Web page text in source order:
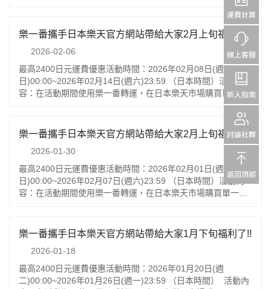
單滿5,000日元，即可享300日元運費優惠！每位日本樂天用戶
在同一活動期間最多可享8次優惠，買得越多，省得更多！購滿
8張活動訂單最多可享2,400日元運費優惠！每位日本樂天用戶
的首8單符合資格之訂單可享受優惠。注意事項：1.活動期間每
位日本樂天會員僅首8筆符合資格的訂單可享本活動優惠；2.但
若任何原因造成訂單取消則無法享受優惠, 且被視為已用過1次
優惠名額。樂天優惠券活動時間：2026年03月01日(週
日)00:00~2026年03月31日(週二)23:59 （日本時間）活動內
容:1)活動期間內,點擊下方優惠券連結搶日本樂天官方網站
8,000日元減500日元優惠券！限前2000單！數量有限，先到先
得！每個樂天帳號最多可使用4張樂天優惠券。優惠券領取地
址：https://reurl.cc/qKMVzp 點此查看2026年樂上加樂第5期
活動頁https://h5.leyifan.cn/active/lp/260306.html 購物馬拉松
- 最高47倍積分返還 -活動時間：2026年03月04日
20:00~2026年03月11日 01:59 （日本時間）不同店家接力買
——最高10倍積分！只要在每一家店鋪購滿1,000日元（含
稅），在越多家商店購買，回贈的積分倍數就越大：1家店鋪
https://event.rakuten.co.jp/campaign/supersale/活動規則1.本
活動僅限在日本樂天官方網站(www.rakuten.co.jp)下單，樂淘
優惠。2.樂上加樂滿減金額僅適用於國際運費部分(不包含：包
裹手續費、增值服務費、保險費等)。3.參與本次活動的訂單須
樂一番攜手日本樂天官方網站帶給大家2月上旬福利了!!
2026-02-06
最高2400日元運費優惠活動時間：2026年02月08日(週
日)00:00~2026年02月14日(週六)23:59 （日本時間）活動內
容：在活動期間使用樂一番轉運，在日本樂天市場購買單一訂
單滿5,000日元，即可享300日元運費優惠！每位日本樂天用戶
在同一活動期間最多可享8次優惠，買得越多，省得更多！購滿
8張活動訂單最多可享2,400日元運費優惠！每位日本樂天用戶
的首8單符合資格之訂單可享受優惠。注意事項：1.活動期間每
位日本樂天會員僅首8筆符合資格的訂單可享本活動優惠；2.但
若任何原因造成訂單取消則無法享受優惠, 且被視為已用過1次
優惠名額。樂天優惠券活動時間：2026年02月01日(週
日)00:00~2026年02月28日(週六)23:59 （日本時間）活動內
址：https://reurl.cc/6bmAK6 點此查看2026年樂上加樂第4期
活動頁https://h5.leyifan.cn/active/lp/260208.html 購物馬拉松
- 最高47倍積分返還 -活動時間：2026年02月19日
20:00~2026年02月23日 01:59 （日本時間）不同店家接力買
——最高10倍積分！只要在每一家店鋪購滿1,000日元（含
樂一番攜手日本樂天官方網站帶給大家2月上旬福利了!!
2026-01-30
最高2400日元運費優惠活動時間：2026年02月01日(週
日)00:00~2026年02月07日(週六)23:59 （日本時間）活動內
容：在活動期間使用樂一番轉運，在日本樂天市場購買單一訂
8張活動訂單最多可享2,400日元運費優惠！每位日本樂天用戶
的首8單符合資格之訂單可享受優惠。注意事項：1.活動期間每
位日本樂天會員僅首8筆符合資格的訂單可享本活動優惠；2.但
若任何原因造成訂單取消則無法享受優惠, 且被視為已用過1次
優惠名額。樂天優惠券活動時間：2026年02月01日(週
樂一番攜手日本樂天官方網站帶給大家1月下旬福利了!!
2026-01-18
最高2400日元運費優惠活動時間：2026年01月20日(週
二)00:00~2026年01月26日(週一)23:59 （日本時間） 活動內